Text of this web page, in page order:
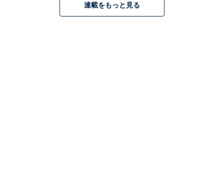
連載をもっと見る